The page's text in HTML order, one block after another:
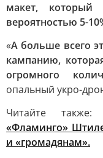
макет,
вероятностью 5-
«А больше всего
кампанию,
огромного
опальный укро-
Читайте также:
«Фламинго»
и «громадянам».